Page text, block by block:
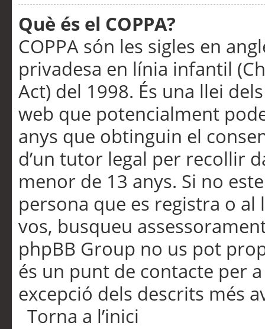
Què és el COPPA?
COPPA són les sigles en
privadesa en línia infantil
Act) del 1998. És una llei
web que potencialment
anys que obtinguin el
d’un tutor legal per recollir
menor de 13 anys. Si no
persona que es registra o
vos, busqueu
phpBB Group no us pot
és un punt de contacte per
excepció dels descrits més
Torna a l’inici